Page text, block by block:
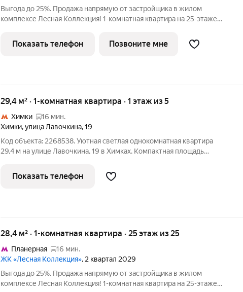
Выгода до 25%. Продажа напрямую от застройщика в жилом
комплексе Лесная Коллекция! 1-комнатная квартира на 25-этаже,
комплекс для тех, кто хочет жить в комфортной городской среде и
при этом
Показать телефон Позвоните мне
29,4 м² · 1-комнатная квартира · 1 этаж из 5
Химки
16 мин.
Химки,улица Лавочкина,19
Код объекта: 2268538. Уютная светлая однокомнатная квартира
29,4 м на улице Лавочкина, 19 в Химках. Компактная площадь
зону отдыха и рабочий уголок, а кухня 5,9 м удобна для утренних
Показать телефон
28,4 м² · 1-комнатная квартира · 25 этаж из 25
Планерная
16 мин.
ЖК «Лесная Коллекция», 2 квартал 2029
Выгода до 25%. Продажа напрямую от застройщика в жилом
комплексе Лесная Коллекция! 1-комнатная квартира на 25-этаже,